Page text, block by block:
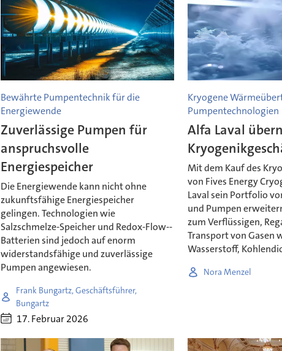
Bewährte Pumpentechnik für die
Energiewende
Zuverlässige Pumpen für
anspruchsvolle
Energiespeicher
Die Energiewende kann nicht ohne
zukunftsfähige Energiespeicher
gelingen. Technologien wie
Salzschmelze-Speicher und Redox-Flow--
Batterien sind jedoch auf enorm
widerstandsfähige und zuverlässige
Pumpen angewiesen.
Frank Bungartz, Geschäftsführer,
Bungartz
17. Februar 2026
Kryogene
Pumpentechnologien
Alfa Laval
Mit dem Kauf des
von Fives Energy
Laval sein Portfolio
und Pumpen
zum Verflüssigen,
Transport von Gasen
Wasserstoff,
Nora Menzel